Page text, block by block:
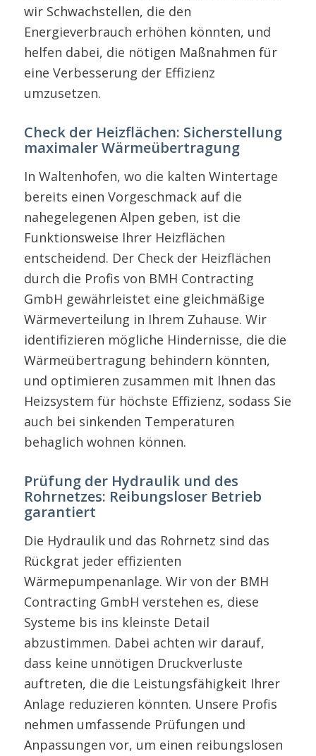
wir Schwachstellen, die den
Energieverbrauch erhöhen könnten, und
helfen dabei, die nötigen Maßnahmen für
eine Verbesserung der Effizienz
umzusetzen.
Check der Heizflächen: Sicherstellung
maximaler Wärmeübertragung
In Waltenhofen, wo die kalten Wintertage
bereits einen Vorgeschmack auf die
nahegelegenen Alpen geben, ist die
Funktionsweise Ihrer Heizflächen
entscheidend. Der Check der Heizflächen
durch die Profis von BMH Contracting
GmbH gewährleistet eine gleichmäßige
Wärmeverteilung in Ihrem Zuhause. Wir
identifizieren mögliche Hindernisse, die die
Wärmeübertragung behindern könnten,
und optimieren zusammen mit Ihnen das
Heizsystem für höchste Effizienz, sodass Sie
auch bei sinkenden Temperaturen
behaglich wohnen können.
Prüfung der Hydraulik und des
Rohrnetzes: Reibungsloser Betrieb
garantiert
Die Hydraulik und das Rohrnetz sind das
Rückgrat jeder effizienten
Wärmepumpenanlage. Wir von der BMH
Contracting GmbH verstehen es, diese
Systeme bis ins kleinste Detail
abzustimmen. Dabei achten wir darauf,
dass keine unnötigen Druckverluste
auftreten, die die Leistungsfähigkeit Ihrer
Anlage reduzieren könnten. Unsere Profis
nehmen umfassende Prüfungen und
Anpassungen vor, um einen reibungslosen